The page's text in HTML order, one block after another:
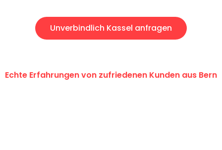
Unverbindlich Kassel anfragen
Echte Erfahrungen von zufriedenen Kunden aus Bern